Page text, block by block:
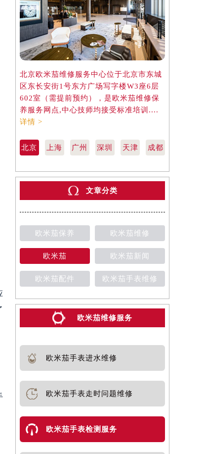
北京欧米茄维修服务中心位于北京市东城
区东长安街1号东方广场写字楼W3座6层
602室（需提前预约），是欧米茄维修保
养服务网点,中心技师均接受标准培训....
详情 >
北京 上海 广州 深圳 天津 成都
文章分类
欧米茄保养 欧米茄维修
欧米茄 欧米茄新闻
欧米茄配件 欧米茄手表维修
欧米茄维修服务
欧米茄手表进水维修
欧米茄手表走时问题维修
欧米茄手表检测服务